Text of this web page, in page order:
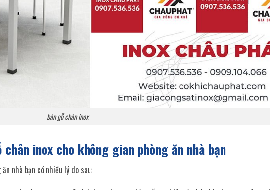
bàn gỗ chân inox
inox cho không gian phòng ăn nhà bạn
nhà bạn có nhiều lý do sau: